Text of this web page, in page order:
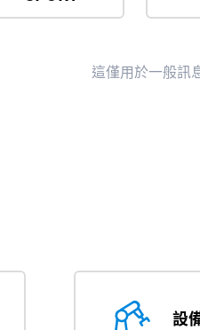
這僅用於一般訊
設